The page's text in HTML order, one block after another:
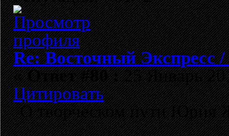
Re: Восточный Экспресс
«Ответ #80 :25 Январь
Цитировать
О творческом пути Юрия